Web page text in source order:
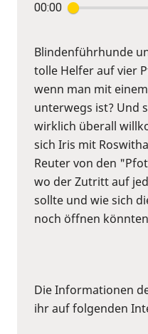
00:00
Blindenführhunde
tolle Helfer auf vier
wenn man mit
unterwegs ist? Und
wirklich überall
sich Iris mit
Reuter von den
wo der Zutritt auf
sollte und wie sich
noch öffnen
Die Informationen
ihr auf folgenden